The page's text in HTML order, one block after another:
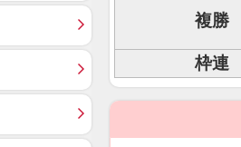
複勝
枠連